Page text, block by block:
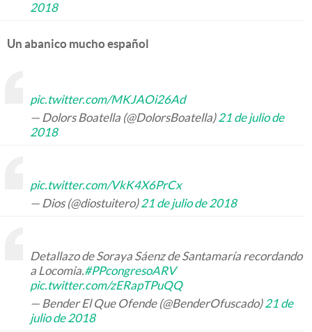
2018
Un abanico mucho español
pic.twitter.com/MKJAOi26Ad
— Dolors Boatella (@DolorsBoatella)21 de julio de
2018
pic.twitter.com/VkK4X6PrCx
— Dios (@diostuitero)21 de julio de 2018
Detallazo de Soraya Sáenz de Santamaría recordando
a Locomia.#PPcongresoARV
pic.twitter.com/zERapTPuQQ
— Bender El Que Ofende (@BenderOfuscado)21 de
julio de 2018